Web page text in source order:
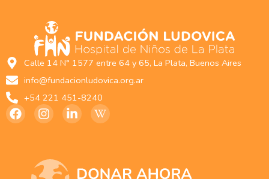
Calle 14 N° 1577 entre 64 y 65, La Plata, Buenos Aires
info@fundacionludovica.org.ar
+54 221 451-8240